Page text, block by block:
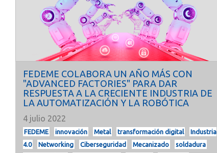
FEDEME COLABORA UN AÑO MÁS CON
"ADVANCED FACTORIES" PARA DAR
RESPUESTA A LA CRECIENTE INDUSTRIA DE
LA AUTOMATIZACIÓN Y LA ROBÓTICA
4 julio 2022
FEDEME innovación Metal transformación digital
Industria
4.0
Networking Ciberseguridad Mecanizado
soldadura